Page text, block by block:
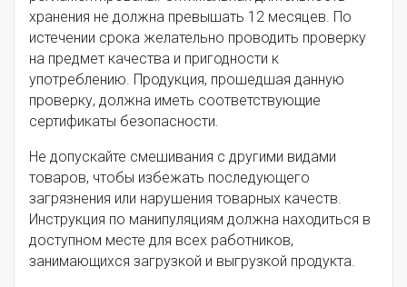
хранения не должна превышать 12 месяцев. По
истечении срока желательно проводить проверку
на предмет качества и пригодности к
употреблению. Продукция, прошедшая данную
проверку, должна иметь соответствующие
сертификаты безопасности.
Не допускайте смешивания с другими видами
товаров, чтобы избежать последующего
загрязнения или нарушения товарных качеств.
Инструкция по манипуляциям должна находиться в
доступном месте для всех работников,
занимающихся загрузкой и выгрузкой продукта.